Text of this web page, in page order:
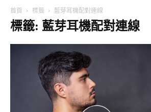
首頁 標籤 藍芽耳機配對連線
標籤: 藍芽耳機配對連線